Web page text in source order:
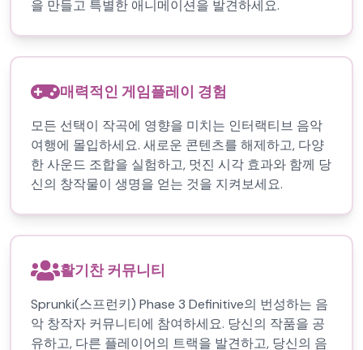
을 만들고 특별한 애니메이션을 발견하세요.
매력적인 게임플레이 경험
모든 선택이 작곡에 영향을 미치는 인터랙티브 음악
여행에 몰입하세요. 새로운 콘텐츠를 해제하고, 다양
한 사운드 조합을 실험하고, 멋진 시각 효과와 함께 당
신의 창작물이 생명을 얻는 것을 지켜보세요.
활기찬 커뮤니티
Sprunki(스프런키) Phase 3 Definitive의 번성하는 음
악 창작자 커뮤니티에 참여하세요. 당신의 작품을 공
유하고, 다른 플레이어의 트랙을 발견하고, 당신의 음